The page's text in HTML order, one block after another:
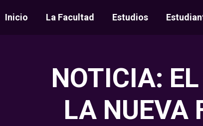
Inicio La Facultad Estudios
NOTICIA:
LA NUEVA